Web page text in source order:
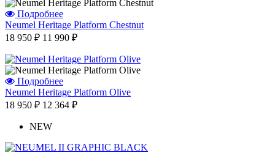
Подробнее
Neumel Heritage Platform Chestnut
18 950 ₽ 11 990 ₽
Подробнее
Neumel Heritage Platform Olive
18 950 ₽ 12 364 ₽
NEW